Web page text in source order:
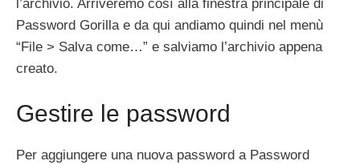
l’archivio. Arriveremo così alla finestra principale di
Password Gorilla e da qui andiamo quindi nel menù
“File > Salva come…” e salviamo l’archivio appena
creato.
Gestire le password
Per aggiungere una nuova password a Password